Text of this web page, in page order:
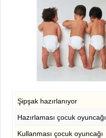
Şipşak hazırlanıyor
Hazırlaması çocuk oyuncağı
Kullanması çocuk oyuncağı